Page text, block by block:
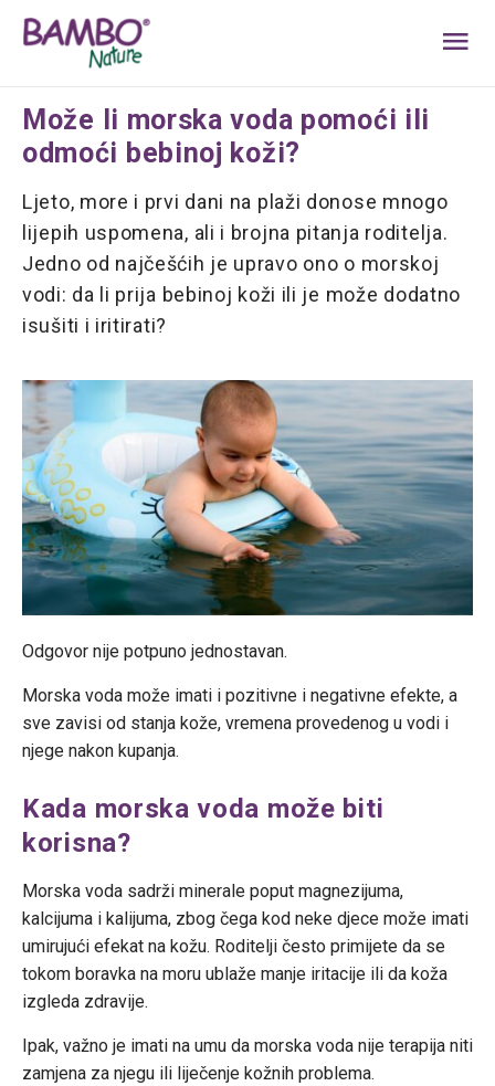
Može li morska voda pomoći ili
odmoći bebinoj koži?
Ljeto, more i prvi dani na plaži donose mnogo
lijepih uspomena, ali i brojna pitanja roditelja.
Jedno od najčešćih je upravo ono o morskoj
vodi: da li prija bebinoj koži ili je može dodatno
isušiti i iritirati?
Odgovor nije potpuno jednostavan.
Morska voda može imati i pozitivne i negativne efekte, a
sve zavisi od stanja kože, vremena provedenog u vodi i
njege nakon kupanja.
Kada morska voda može biti
korisna?
Morska voda sadrži minerale poput magnezijuma,
kalcijuma i kalijuma, zbog čega kod neke djece može imati
umirujući efekat na kožu. Roditelji često primijete da se
tokom boravka na moru ublaže manje iritacije ili da koža
izgleda zdravije.
Ipak, važno je imati na umu da morska voda nije terapija niti
zamjena za njegu ili liječenje kožnih problema.